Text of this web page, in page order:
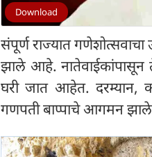
Download
संपूर्ण राज्यात
झाले आहे. नातेवाईकांपासून ते
घरी जात आहेत. दरम्यान,
गणपती बाप्पाचे आगमन